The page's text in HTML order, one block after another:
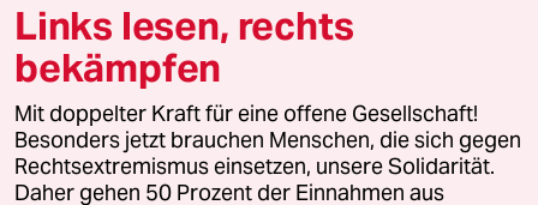
© 2026 taz Verlags und Vertriebs GmbH
Alle Rechte vorbehalten. Bei rechtlichen Fragen oder für Genehmigungen
wenden Sie sich bitte an lizenzen@taz.de
Links lesen, rechts
bekämpfen
Mit doppelter Kraft für eine offene Gesellschaft!
Besonders jetzt brauchen Menschen, die sich gegen
Rechtsextremismus einsetzen, unsere Solidarität.
Daher gehen 50 Prozent der Einnahmen aus